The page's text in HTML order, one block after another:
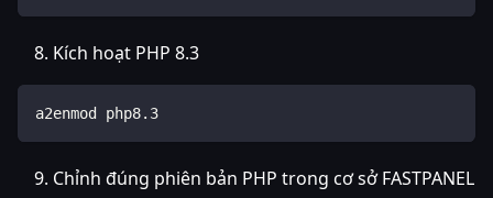
Kích hoạt PHP 8.3
a2enmod php8.3
Chỉnh đúng phiên bản PHP trong cơ sở FASTPANEL